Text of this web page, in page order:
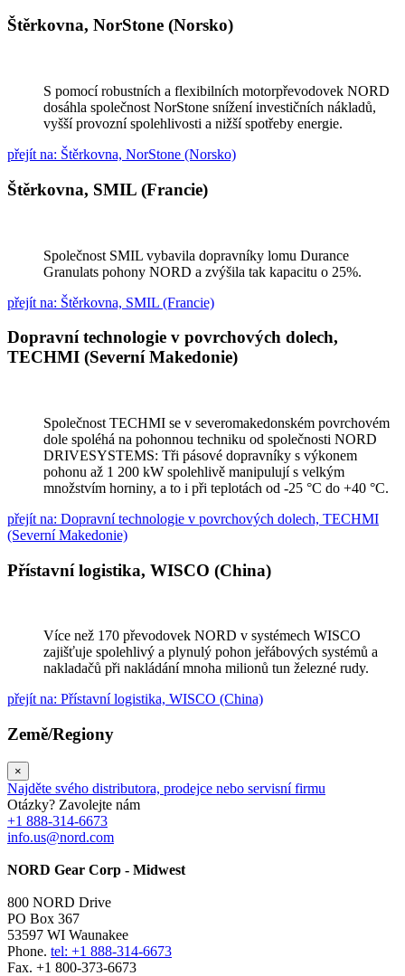
Štěrkovna, NorStone (Norsko)
S pomocí robustních a flexibilních motorpřevodovek NORD
dosáhla společnost NorStone snížení investičních nákladů,
vyšší provozní spolehlivosti a nižší spotřeby energie.
přejít na: Štěrkovna, NorStone (Norsko)
Štěrkovna, SMIL (Francie)
Společnost SMIL vybavila dopravníky lomu Durance
Granulats pohony NORD a zvýšila tak kapacitu o 25%.
přejít na: Štěrkovna, SMIL (Francie)
Dopravní technologie v povrchových dolech,
TECHMI (Severní Makedonie)
Společnost TECHMI se v severomakedonském povrchovém
dole spoléhá na pohonnou techniku od společnosti NORD
DRIVESYSTEMS: Tři pásové dopravníky s výkonem
pohonu až 1 200 kW spolehlivě manipulují s velkým
množstvím horniny, a to i při teplotách od -25 °C do +40 °C.
přejít na: Dopravní technologie v povrchových dolech, TECHMI
(Severní Makedonie)
Přístavní logistika, WISCO (China)
Více než 170 převodovek NORD v systémech WISCO
zajišťuje spolehlivý a plynulý pohon jeřábových systémů a
nakladačů při nakládání mnoha milionů tun železné rudy.
přejít na: Přístavní logistika, WISCO (China)
Země/Regiony
×
Najděte svého distributora, prodejce nebo servisní firmu
Otázky? Zavolejte nám
+1 888-314-6673
info.us@nord.com
NORD Gear Corp - Midwest
800 NORD Drive
PO Box 367
53597 WI Waunakee
Phone. tel: +1 888-314-6673
Fax. +1 800-373-6673